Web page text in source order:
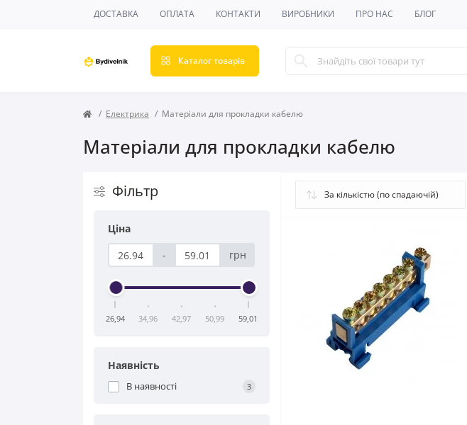
ДОСТАВКА ОПЛАТА КОНТАКТИ ВИРОБНИКИ ПРО НАС БЛОГ
Каталог товарів
Електрика Матеріали для прокладки кабелю
Матеріали для прокладки кабелю
Фільтр
Ціна
-
грн
26,94 34,96 42,97 50,99 59,01
Наявність
В наявності 3